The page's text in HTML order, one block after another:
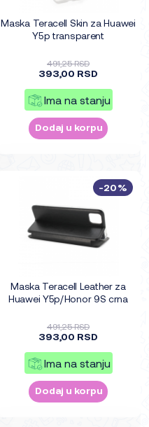
Maska Teracell Skin za Huawei
Y5p transparent
491,25 RSD
393,00 RSD
Ima na stanju
Dodaj u korpu
Maska Teracell Leather za
Huawei Y5p/Honor 9S crna
491,25 RSD
393,00 RSD
Ima na stanju
Dodaj u korpu
-20%